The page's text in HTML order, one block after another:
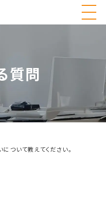
質問
ついて教えてください。